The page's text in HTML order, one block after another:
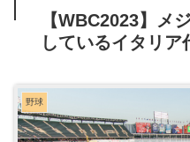
【WBC2023】メ
しているイタリア
野球